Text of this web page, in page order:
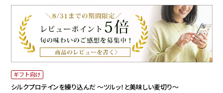
ギフト向け
シルクプロテインを練り込んだ ～ツルッ！と美味しい麦切り～